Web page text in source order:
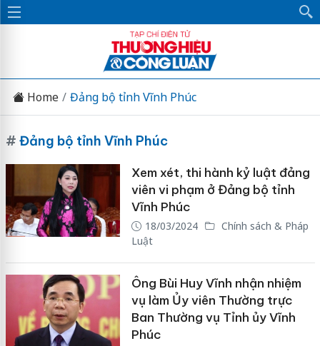
Home Đảng bộ tỉnh Vĩnh Phúc
# Đảng bộ tỉnh Vĩnh Phúc
Xem xét, thi hành kỷ luật đảng
viên vi phạm ở Đảng bộ tỉnh
Vĩnh Phúc
18/03/2024
Chính sách & Pháp
Luật
Ông Bùi Huy Vĩnh nhận nhiệm
vụ làm Ủy viên Thường trực
Ban Thường vụ Tỉnh ủy Vĩnh
Phúc